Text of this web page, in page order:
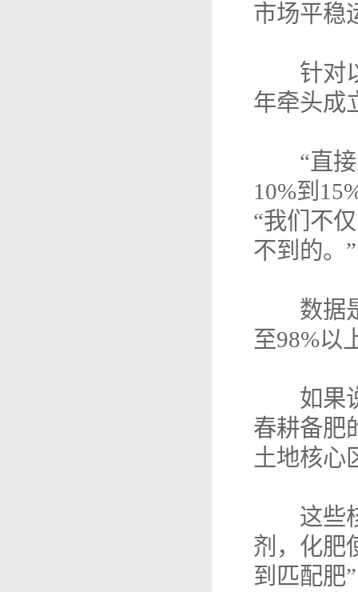
市场平稳
针对以
年牵头成
“直接
10%到
“我们不
不到的。”
数据是
至98%以
如果说
春耕备肥
土地核心
这些核
剂，化肥
到匹配肥